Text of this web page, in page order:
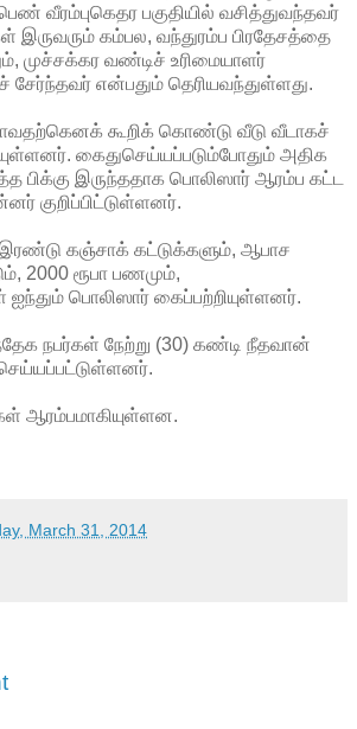
வீரம்புகெதர பகுதியில் வசித்துவந்தவர்
கம்பல, வந்துரம்ப பிரதேசத்தை
முச்சக்கர வண்டிச் உரிமையாளர்
என்பதும் தெரியவந்துள்ளது.
கூறிக் கொண்டு வீடு வீடாகச்
கைதுசெய்யப்படும்போதும் அதிக
இருந்ததாக பொலிஸார் ஆரம்ப கட்ட
குறிப்பிட்டுள்ளனர்.
கஞ்சாக் கட்டுக்களும், ஆபாச
2000 ரூபா பணமும்,
பொலிஸார் கைப்பற்றியுள்ளனர்.
நபர்கள் நேற்று (30) கண்டி நீதவான்
ஆரம்பமாகியுள்ளன.
March 31, 2014